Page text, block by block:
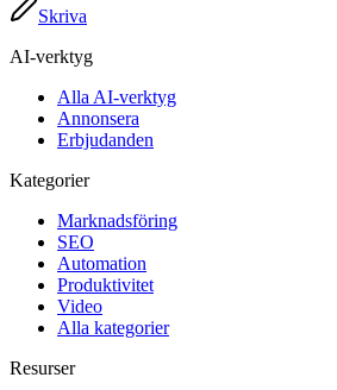
Skriva
AI-verktyg
Alla AI-verktyg
Annonsera
Erbjudanden
Kategorier
Marknadsföring
SEO
Automation
Produktivitet
Video
Alla kategorier
Resurser